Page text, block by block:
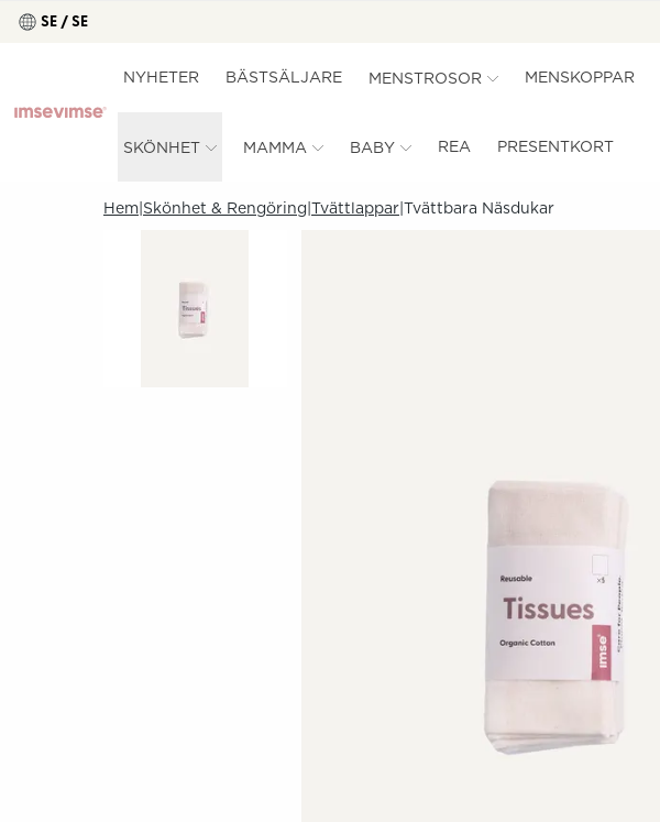
SE / SE
NYHETER BÄSTSÄLJARE MENSTROSOR MENSKOPPAR
SKÖNHET MAMMA BABY REA PRESENTKORT
Hem Skönhet & Rengöring Tvättlappar Tvättbara Näsdukar